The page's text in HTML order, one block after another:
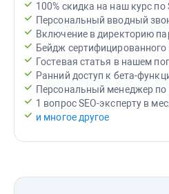
100% скидка на наш курс по
Персональный вводный
Включение в директорию
Бейдж
Гостевая статья в нашем
Ранний доступ к бета-
Персональный менеджер по
1 вопрос SEO-эксперту в
и многое другое